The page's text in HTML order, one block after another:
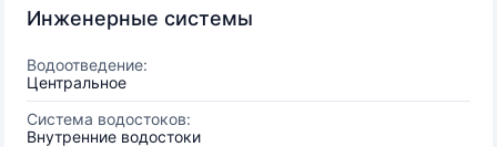
Инженерные системы
Водоотведение:
Центральное
Система водостоков:
Внутренние водостоки